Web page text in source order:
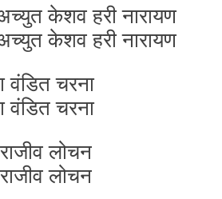
केशव हरी नारायण
केशव हरी नारायण
वंडित चरना
वंडित चरना
लोचन
लोचन